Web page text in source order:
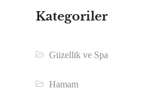
Kategoriler
Güzellik ve Spa
Hamam